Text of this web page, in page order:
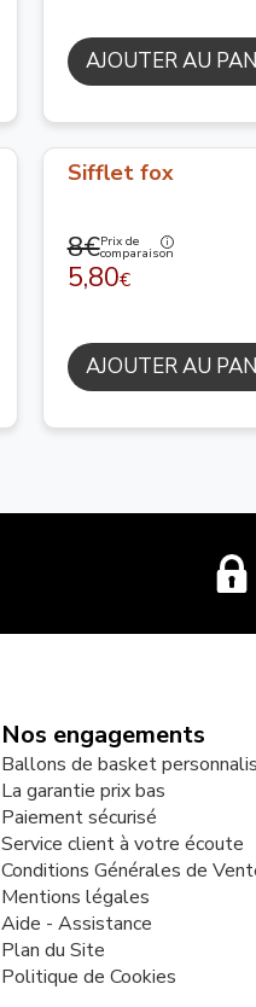
AJOUTER AU
Sifflet fox
8€Prix de
comparaison
5,80€
AJOUTER AU
Nos engagements
Ballons de basket
La garantie prix bas
Paiement sécurisé
Service client à votre écoute
Conditions Générales de
Mentions légales
Aide - Assistance
Plan du Site
Politique de Cookies